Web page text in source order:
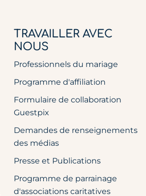
TRAVAILLER AVEC
NOUS
Professionnels du mariage
Programme d'affiliation
Formulaire de collaboration
Guestpix
Demandes de renseignements
des médias
Presse et Publications
Programme de parrainage
d'associations caritatives